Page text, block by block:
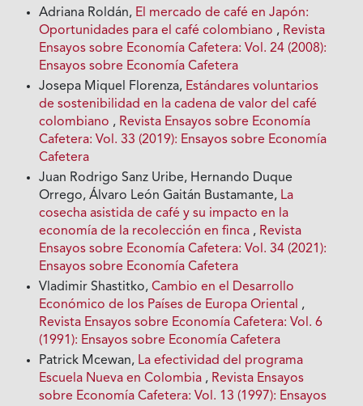
Adriana Roldán, El mercado de café en Japón:
Oportunidades para el café colombiano , Revista
Ensayos sobre Economía Cafetera: Vol. 24 (2008):
Ensayos sobre Economía Cafetera
Josepa Miquel Florenza, Estándares voluntarios
de sostenibilidad en la cadena de valor del café
colombiano , Revista Ensayos sobre Economía
Cafetera: Vol. 33 (2019): Ensayos sobre Economía
Cafetera
Juan Rodrigo Sanz Uribe, Hernando Duque
Orrego, Álvaro León Gaitán Bustamante, La
cosecha asistida de café y su impacto en la
economía de la recolección en finca , Revista
Ensayos sobre Economía Cafetera: Vol. 34 (2021):
Ensayos sobre Economía Cafetera
Vladimir Shastitko,Cambio en el Desarrollo
Económico de los Países de Europa Oriental ,
Revista Ensayos sobre Economía Cafetera: Vol. 6
(1991): Ensayos sobre Economía Cafetera
Patrick Mcewan, La efectividad del programa
Escuela Nueva en Colombia , Revista Ensayos
sobre Economía Cafetera: Vol. 13 (1997): Ensayos